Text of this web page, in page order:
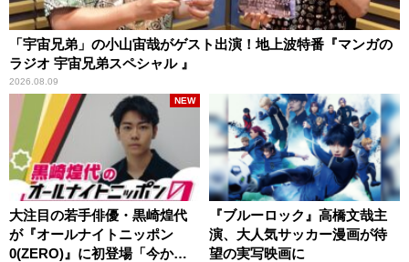
「宇宙兄弟」の小山宙哉がゲスト出演！地上波特番『マンガの
ラジオ 宇宙兄弟スペシャル 』
2026.08.09
大注目の若手俳優・黒崎煌代
が『オールナイトニッポン
0(ZERO)』に初登場「今から
NEW
『ブルーロック』高橋文哉主
演、大人気サッカー漫画が待
望の実写映画に